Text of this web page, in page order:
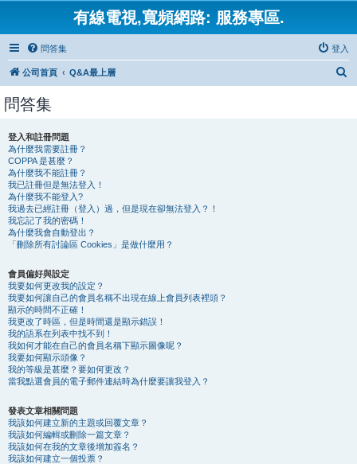
有線電視,寬頻網路: 服務專區.
問答集 登入
公司首頁 Q&A最上層
問答集
登入和註冊問題
為什麼我需要註冊？
COPPA 是甚麼？
為什麼我不能註冊？
我已註冊但是無法登入！
為什麼我不能登入?
我過去已經註冊（登入）過，但是現在卻無法登入？！
我忘記了我的密碼！
為什麼我會自動登出？
「刪除所有討論區 Cookies」是做什麼用？
會員偏好與設定
我要如何更改我的設定？
我要如何讓自己的會員名稱不出現在線上會員列表裡頭？
顯示的時間不正確！
我更改了時區，但是時間還是顯示錯誤！
我的語系在列表中找不到！
我如何才能在自己的會員名稱下顯示圖像呢？
我要如何顯示頭像？
我的等級是甚麼？要如何更改？
當我點選會員的電子郵件連結時為什麼要讓我登入？
發表文章相關問題
我該如何建立新的主題或回覆文章？
我該如何編輯或刪除一篇文章？
我該如何在我的文章後增加簽名？
我該如何建立一個投票？